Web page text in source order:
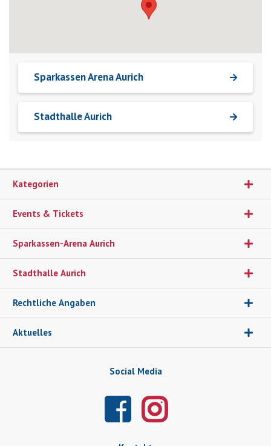
Sparkassen Arena Aurich
Stadthalle Aurich
Kategorien
Events & Tickets
Sparkassen-Arena Aurich
Stadthalle Aurich
Rechtliche Angaben
Aktuelles
Social Media